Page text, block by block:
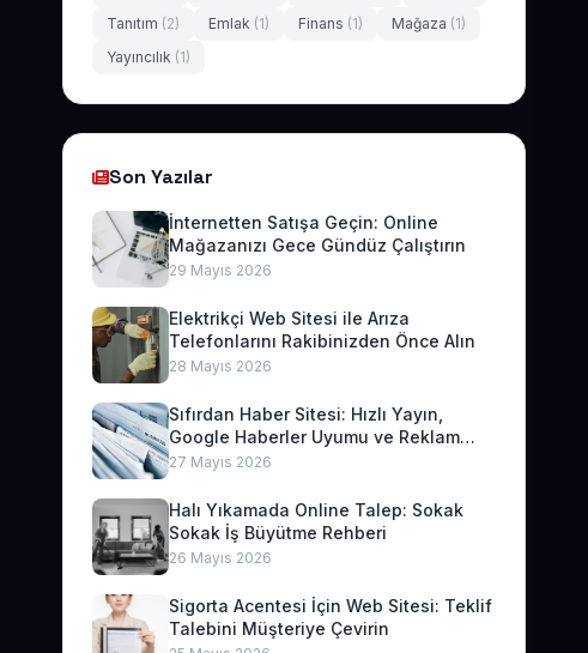
Tanıtım (2) Emlak (1) Finans (1) Mağaza (1)
Yayıncılık (1)
Son Yazılar
İnternetten Satışa Geçin: Online
Mağazanızı Gece Gündüz Çalıştırın
29 Mayıs 2026
Elektrikçi Web Sitesi ile Arıza
Telefonlarını Rakibinizden Önce Alın
28 Mayıs 2026
Sıfırdan Haber Sitesi: Hızlı Yayın,
Google Haberler Uyumu ve Reklam
Geliri
27 Mayıs 2026
Halı Yıkamada Online Talep: Sokak
Sokak İş Büyütme Rehberi
26 Mayıs 2026
Sigorta Acentesi İçin Web Sitesi: Teklif
Talebini Müşteriye Çevirin